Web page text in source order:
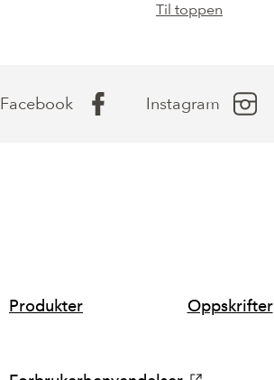
Til toppen
Facebook Instagram
SNARVEIER
Produkter Oppskrifter